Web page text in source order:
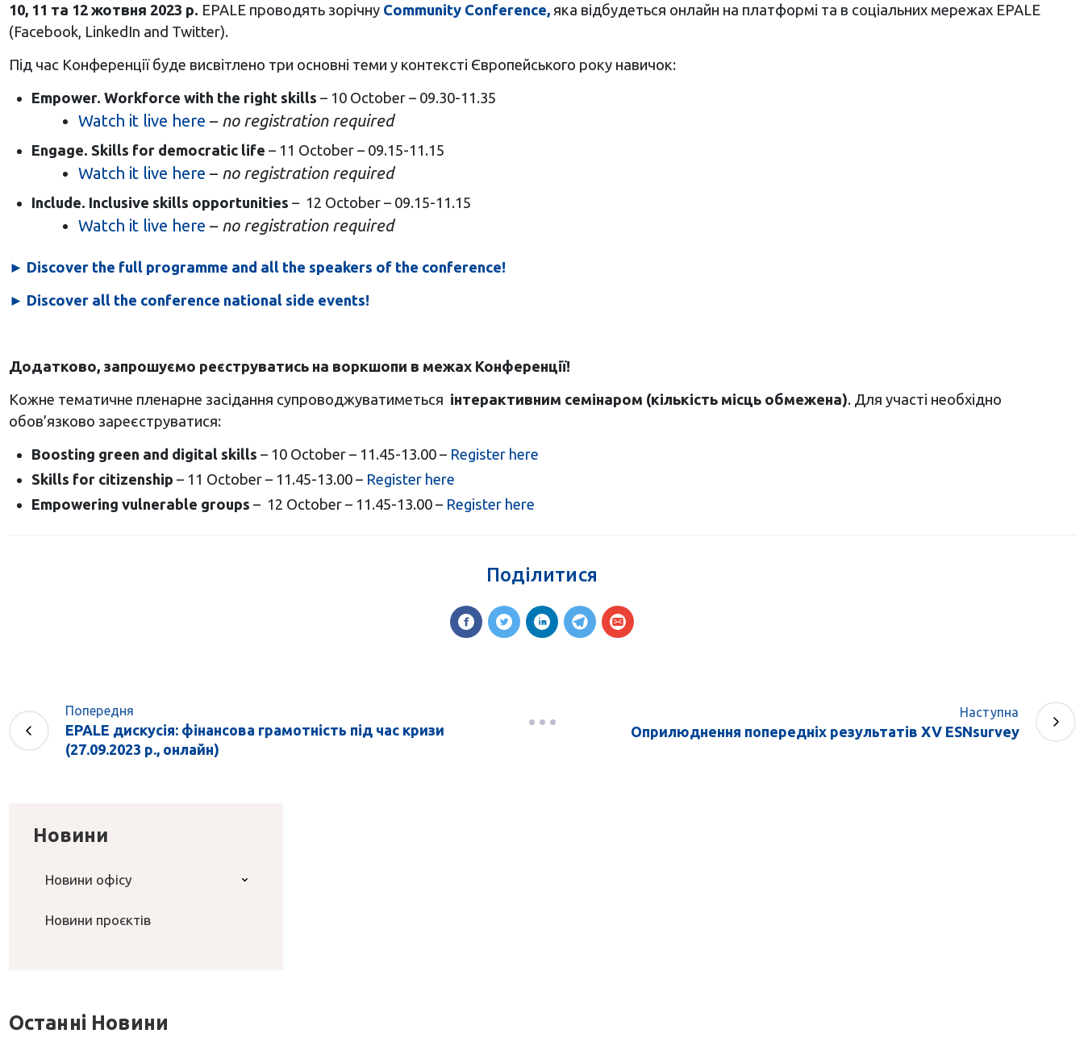
10, 11 та 12 жотвня 2023 р. EPALE проводять зорічну Community Conference,яка відбудеться онлайн на платформі та в соціальних мережах EPALE
(Facebook, LinkedIn and Twitter).
Під час Конференції буде висвітлено три основні теми у контексті Європейського року навичок:
Empower. Workforce with the right skills – 10 October – 09.30-11.35
Watch it live here – no registration required
Engage. Skills for democratic life – 11 October – 09.15-11.15
Watch it live here – no registration required
Include. Inclusive skills opportunities – 12 October – 09.15-11.15
Watch it live here – no registration required
► Discover the full programme and all the speakers of the conference!
► Discover all the conference national side events!
Додатково, запрошуємо реєструватись на воркшопи в межах Конференції!
Кожне тематичне пленарне засідання супроводжуватиметься інтерактивним семінаром (кількість місць обмежена). Для участі необхідно
обов’язково зареєструватися:
Boosting green and digital skills – 10 October – 11.45-13.00 – Register here
Skills for citizenship – 11 October – 11.45-13.00 – Register here
Empowering vulnerable groups – 12 October – 11.45-13.00 – Register here
Поділитися
Попередня
EPALE дискусія: фінансова грамотність під час кризи
(27.09.2023 р., онлайн)
Наступна
Оприлюднення попередніх результатів XV ESNsurvey
Новини
Новини офісу
Новини проєктів
Останні Новини